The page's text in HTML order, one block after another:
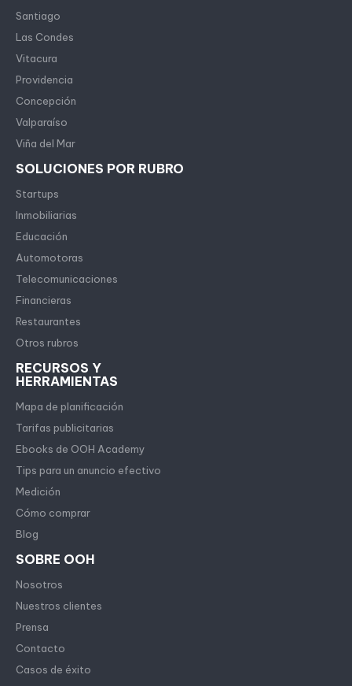
Santiago
Las Condes
Vitacura
Providencia
Concepción
Valparaíso
Viña del Mar
SOLUCIONES POR RUBRO
Startups
Inmobiliarias
Educación
Automotoras
Telecomunicaciones
Financieras
Restaurantes
Otros rubros
RECURSOS Y
HERRAMIENTAS
Mapa de planificación
Tarifas publicitarias
Ebooks de OOH Academy
Tips para un anuncio efectivo
Medición
Cómo comprar
Blog
SOBRE OOH
Nosotros
Nuestros clientes
Prensa
Contacto
Casos de éxito